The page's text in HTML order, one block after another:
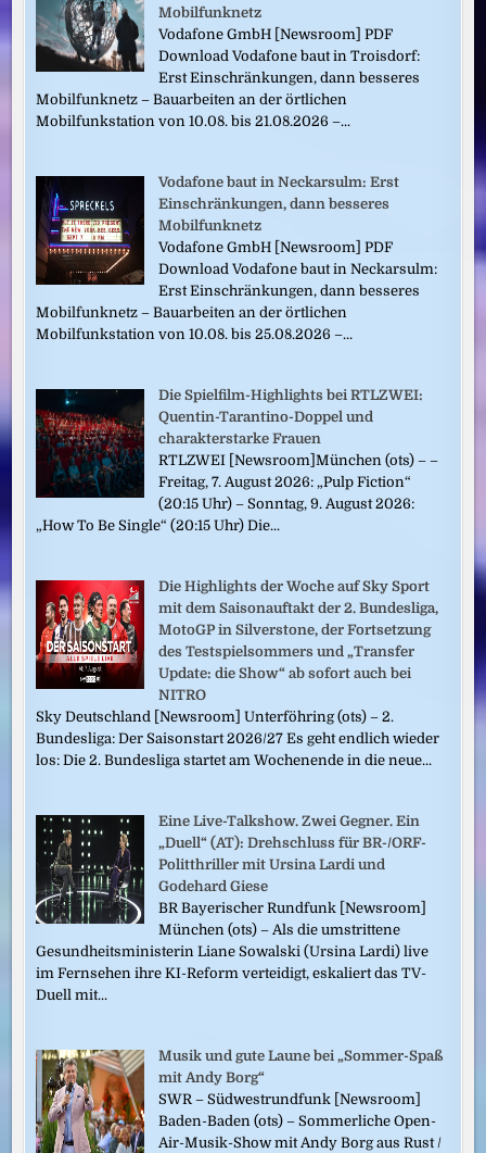
Mobilfunknetz
Vodafone GmbH [Newsroom] PDF
Download Vodafone baut in Troisdorf:
Erst Einschränkungen, dann besseres
Mobilfunknetz – Bauarbeiten an der örtlichen
Mobilfunkstation von 10.08. bis 21.08.2026 –...
Vodafone baut in Neckarsulm: Erst
Einschränkungen, dann besseres
Mobilfunknetz
Vodafone GmbH [Newsroom] PDF
Download Vodafone baut in Neckarsulm:
Erst Einschränkungen, dann besseres
Mobilfunknetz – Bauarbeiten an der örtlichen
Mobilfunkstation von 10.08. bis 25.08.2026 –...
Die Spielfilm-Highlights bei RTLZWEI:
Quentin-Tarantino-Doppel und
charakterstarke Frauen
RTLZWEI [Newsroom]München (ots) – –
Freitag, 7. August 2026: „Pulp Fiction“
(20:15 Uhr) – Sonntag, 9. August 2026:
„How To Be Single“ (20:15 Uhr) Die...
Die Highlights der Woche auf Sky Sport
mit dem Saisonauftakt der 2. Bundesliga,
MotoGP in Silverstone, der Fortsetzung
des Testspielsommers und „Transfer
Update: die Show“ ab sofort auch bei
NITRO
Sky Deutschland [Newsroom] Unterföhring (ots) – 2.
Bundesliga: Der Saisonstart 2026/27 Es geht endlich wieder
los: Die 2. Bundesliga startet am Wochenende in die neue...
Eine Live-Talkshow. Zwei Gegner. Ein
„Duell“ (AT): Drehschluss für BR-/ORF-
Politthriller mit Ursina Lardi und
Godehard Giese
BR Bayerischer Rundfunk [Newsroom]
München (ots) – Als die umstrittene
Gesundheitsministerin Liane Sowalski (Ursina Lardi) live
im Fernsehen ihre KI-Reform verteidigt, eskaliert das TV-
Duell mit...
Musik und gute Laune bei „Sommer-Spaß
mit Andy Borg“
SWR – Südwestrundfunk [Newsroom]
Baden-Baden (ots) – Sommerliche Open-
Air-Musik-Show mit Andy Borg aus Rust /